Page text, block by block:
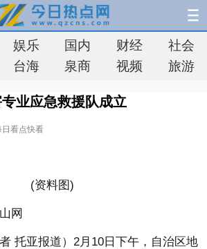
娱乐 国内 财经
社会
台海 泉商 视频 旅游
业应急救援队成立
日看点快看
(资料图)
网
托亚报道）2月10日下午，自治区地